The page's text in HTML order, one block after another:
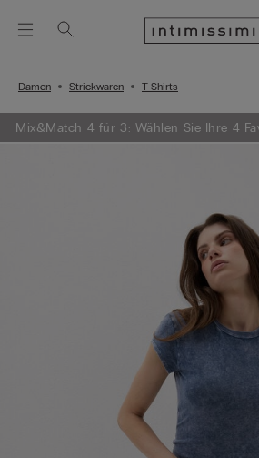
Damen Strickwaren T-Shirts
Mix&Match 4 für 3: Wählen Sie Ihre 4
egal ob Strickwaren, Pyjamas oder